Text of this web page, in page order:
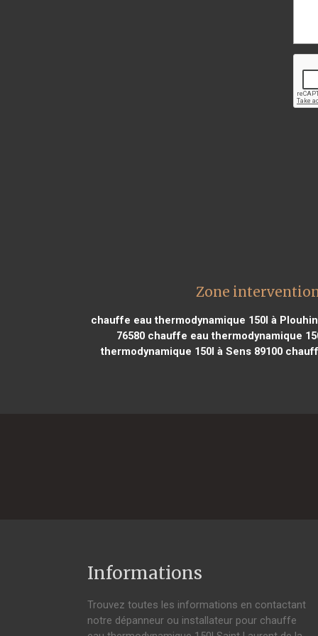
Zone
chauffe eau thermodynamique 150l à
76580 chauffe eau thermodynamique
thermodynamique 150l à Sens 89100
Informations
Trouvez toutes les informations en contactant
notre dépanneur ou installateur pour chauffe